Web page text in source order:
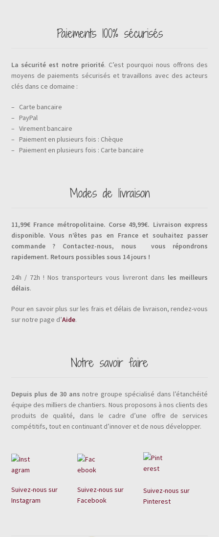
Paiements 100% sécurisés
La sécurité est notre priorité. C’est pourquoi nous offrons des
moyens de paiements sécurisés et travaillons avec des acteurs
clés dans ce domaine :
– Carte bancaire
– PayPal
– Virement bancaire
– Paiement en plusieurs fois : Chèque
– Paiement en plusieurs fois : Carte bancaire
Modes de livraison
11,99€ France métropolitaine. Corse 49,99€. Livraison express
disponible. Vous n’êtes pas en France et souhaitez passer
commande ? Contactez-nous, nous vous répondrons
rapidement. Retours possibles sous 14 jours !
24h / 72h ! Nos transporteurs vous livreront dans les meilleurs
délais.
Pour en savoir plus sur les frais et délais de livraison, rendez-vous
sur notre page d’Aide.
Notre savoir faire
Depuis plus de 30 ans notre groupe spécialisé dans l’étanchéité
équipe des milliers de chantiers. Nous proposons à nos clients des
produits de qualité, dans le cadre d’une offre de services
compétitifs, tout en continuant d’innover et de nous développer.
Suivez-nous sur
Instagram
Suivez-nous sur
Facebook
Suivez-nous sur
Pinterest